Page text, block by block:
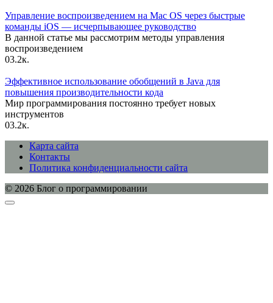
Управление воспроизведением на Mac OS через быстрые
команды iOS — исчерпывающее руководство
В данной статье мы рассмотрим методы управления
воспроизведением
03.2к.
Эффективное использование обобщений в Java для
повышения производительности кода
Мир программирования постоянно требует новых
инструментов
03.2к.
Карта сайта
Контакты
Политика конфиденциальности сайта
© 2026 Блог о программировании